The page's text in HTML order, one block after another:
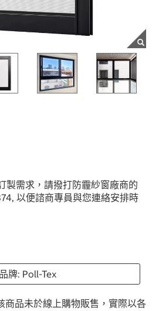
製需求，請撥打防霾紗窗廠商的
以便諮商專員與您連絡安排時
品牌: Poll-Tex
商品未於線上購物販售，實際以各